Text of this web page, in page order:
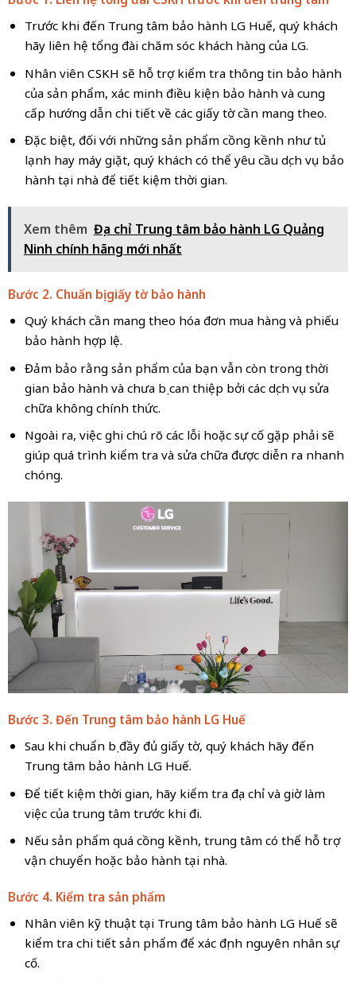
Trước khi đến Trung tâm bảo hành LG Huế, quý khách
hãy liên hệ tổng đài chăm sóc khách hàng của LG.
Nhân viên CSKH sẽ hỗ trợ kiểm tra thông tin bảo hành
của sản phẩm, xác minh điều kiện bảo hành và cung
cấp hướng dẫn chi tiết về các giấy tờ cần mang theo.
Đặc biệt, đối với những sản phẩm cồng kềnh như tủ
lạnh hay máy giặt, quý khách có thể yêu cầu dịch vụ bảo
hành tại nhà để tiết kiệm thời gian.
Xem thêm Địa chỉ Trung tâm bảo hành LG Quảng
Ninh chính hãng mới nhất
Bước 2. Chuẩn bị giấy tờ bảo hành
Quý khách cần mang theo hóa đơn mua hàng và phiếu
bảo hành hợp lệ.
Đảm bảo rằng sản phẩm của bạn vẫn còn trong thời
gian bảo hành và chưa bị can thiệp bởi các dịch vụ sửa
chữa không chính thức.
Ngoài ra, việc ghi chú rõ các lỗi hoặc sự cố gặp phải sẽ
giúp quá trình kiểm tra và sửa chữa được diễn ra nhanh
chóng.
Bước 3. Đến Trung tâm bảo hành LG Huế
Sau khi chuẩn bị đầy đủ giấy tờ, quý khách hãy đến
Trung tâm bảo hành LG Huế.
Để tiết kiệm thời gian, hãy kiểm tra địa chỉ và giờ làm
việc của trung tâm trước khi đi.
Nếu sản phẩm quá cồng kềnh, trung tâm có thể hỗ trợ
vận chuyển hoặc bảo hành tại nhà.
Bước 4. Kiểm tra sản phẩm
Nhân viên kỹ thuật tại Trung tâm bảo hành LG Huế sẽ
kiểm tra chi tiết sản phẩm để xác định nguyên nhân sự
cố.